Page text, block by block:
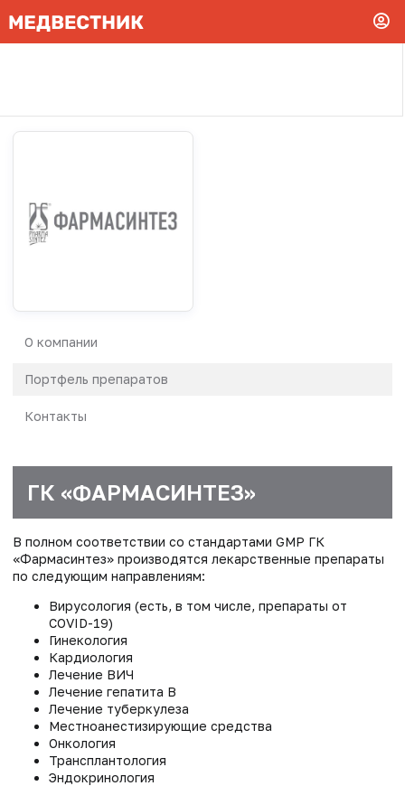
О компании
Портфель препаратов
Контакты
ГК «ФАРМАСИНТЕЗ»
В полном соответствии со стандартами GMP ГК
«Фармасинтез» производятся лекарственные препараты
по следующим направлениям:
Вирусология (есть, в том числе, препараты от
COVID-19)
Гинекология
Кардиология
Лечение ВИЧ
Лечение гепатита В
Лечение туберкулеза
Местноанестизирующие средства
Онкология
Трансплантология
Эндокринология